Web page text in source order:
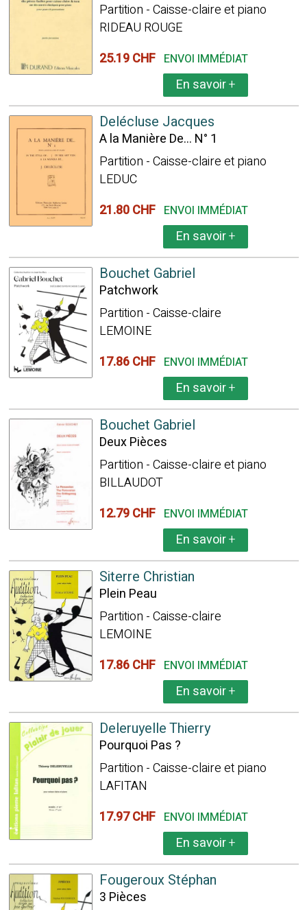
Partition - Caisse-claire et piano
RIDEAU ROUGE
25.19 CHF ENVOI IMMÉDIAT
En savoir+
Delécluse Jacques
A la Manière De... N° 1
Partition - Caisse-claire et piano
LEDUC
21.80 CHF ENVOI IMMÉDIAT
En savoir+
Bouchet Gabriel
Patchwork
Partition - Caisse-claire
LEMOINE
17.86 CHF ENVOI IMMÉDIAT
En savoir+
Bouchet Gabriel
Deux Pièces
Partition - Caisse-claire et piano
BILLAUDOT
12.79 CHF ENVOI IMMÉDIAT
En savoir+
Siterre Christian
Plein Peau
Partition - Caisse-claire
LEMOINE
17.86 CHF ENVOI IMMÉDIAT
En savoir+
Deleruyelle Thierry
Pourquoi Pas ?
Partition - Caisse-claire et piano
LAFITAN
17.97 CHF ENVOI IMMÉDIAT
En savoir+
Fougeroux Stéphan
3 Pièces